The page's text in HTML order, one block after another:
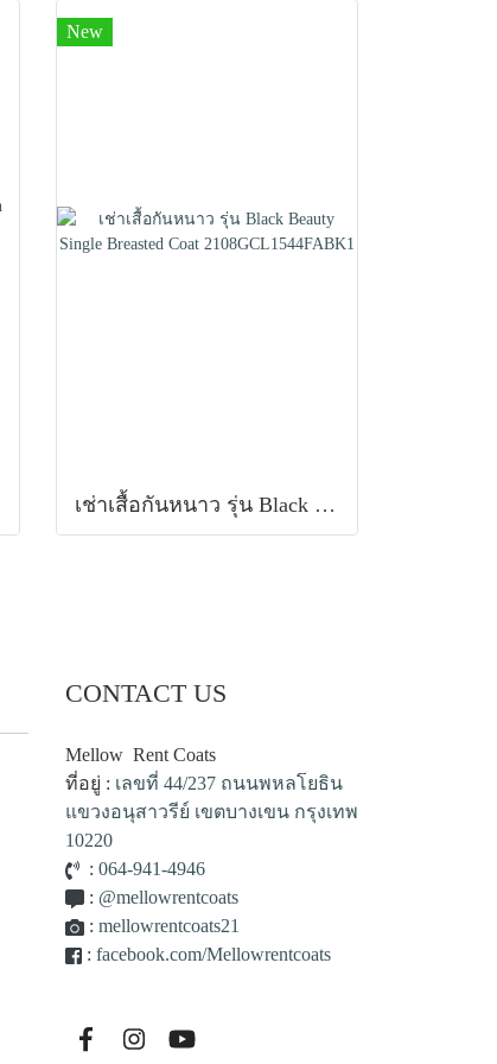
New
เช่าเสื้อกันหนาว รุ่น Black Beauty Single Breasted Coat 2108GCL1544FABK1
CONTACT US
Mellow Rent Coats
ที่อยู่ : เลขที่ 44/237 ถนนพหลโยธิน
แขวงอนุสาวรีย์ เขตบางเขน กรุงเทพ
10220
: 064-941-4946
: @mellowrentcoats
: mellowrentcoats21
: facebook.com/Mellowrentcoats